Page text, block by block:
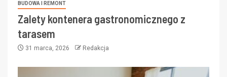
BUDOWA I REMONT
Zalety kontenera gastronomicznego z
tarasem
31 marca, 2026 Redakcja